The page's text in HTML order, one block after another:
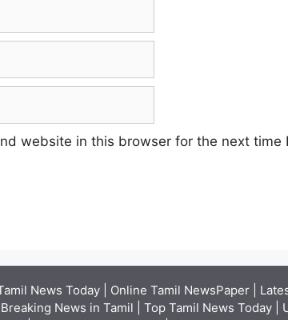
website in this browser for the next time
News Today | Online Tamil NewsPaper |
News in Tamil | Top Tamil News Today